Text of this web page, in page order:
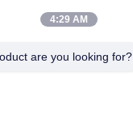
4:29 AM
are you looking for?